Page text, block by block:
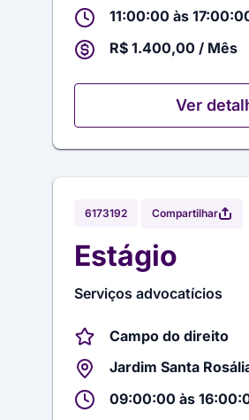
11:00:00 às
R$ 1.400,00 / Mês
Ver
6173192 Compartilhar
Estágio
Serviços advocatícios
Campo do direito
Jardim Santa
09:00:00 às